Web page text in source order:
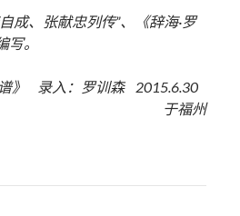
成、张献忠列传”、《辞海·罗
。
》 录入：罗训森 2015.6.30
于福州